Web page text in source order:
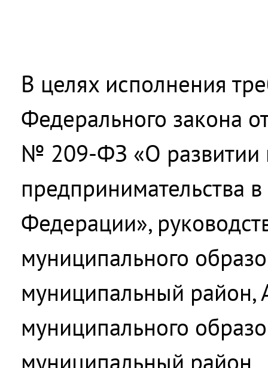
В целях исполнения
Федерального закона
№ 209-ФЗ «О развитии
предпринимательства
Федерации»,
муниципального
муниципальный район,
муниципального
муниципальный район